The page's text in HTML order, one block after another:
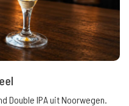
Double IPA uit Noorwegen.